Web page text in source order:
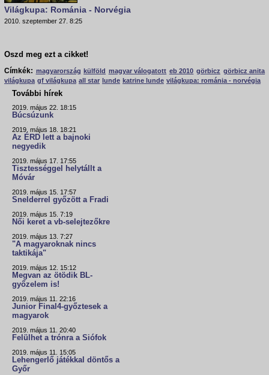
Világkupa: Románia - Norvégia
2010. szeptember 27. 8:25
Oszd meg ezt a cikket!
Címkék: magyarország külföld magyar válogatott eb 2010 görbicz görbicz anita
világkupa gf világkupa all star lunde katrine lunde világkupa: románia - norvégia
További hírek
2019. május 22. 18:15
Búcsúzunk
2019. május 18. 18:21
Az ÉRD lett a bajnoki
negyedik
2019. május 17. 17:55
Tisztességgel helytállt a
Móvár
2019. május 15. 17:57
Snelderrel győzött a Fradi
2019. május 15. 7:19
Női keret a vb-selejtezőkre
2019. május 13. 7:27
"A magyaroknak nincs
taktikája"
2019. május 12. 15:12
Megvan az ötödik BL-
győzelem is!
2019. május 11. 22:16
Junior Final4-győztesek a
magyarok
2019. május 11. 20:40
Felülhet a trónra a Siófok
2019. május 11. 15:05
Lehengerlő játékkal döntős a
Győr